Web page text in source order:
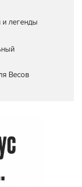
и легенды
Весов